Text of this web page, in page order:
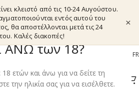
ΑΝΩ των 18?
18 ετών και άνω για να δείτε τη
την ηλικία σας για να εισέλθετε.
κλειστό από τις 10-24 Αυγούστου.
εντός αυτού του
θα αποστέλλονται μετά τις 24
Καλές διακοπές!
×
EL FR